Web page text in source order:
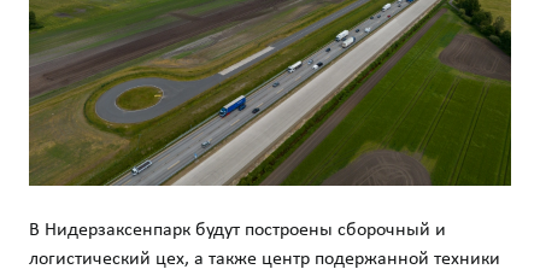
В Нидерзаксенпарк будут построены сборочный и
логистический цех, а также центр подержанной техники